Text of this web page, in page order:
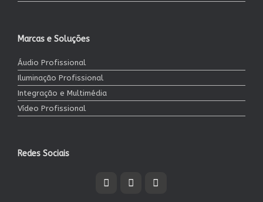
Marcas e Soluções
Áudio Profissional
Iluminação Profissional
Integração e Multimédia
Vídeo Profissional
Redes Sociais